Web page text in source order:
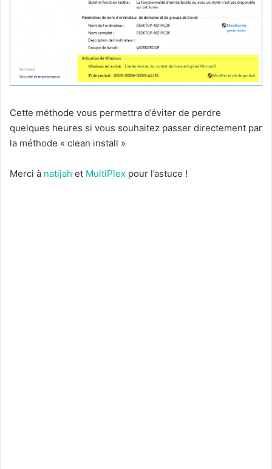
Cette méthode vous permettra d’éviter de perdre
quelques heures si vous souhaitez passer directement par
la méthode « clean install »
Merci à natijah et MultiPlex pour l’astuce !